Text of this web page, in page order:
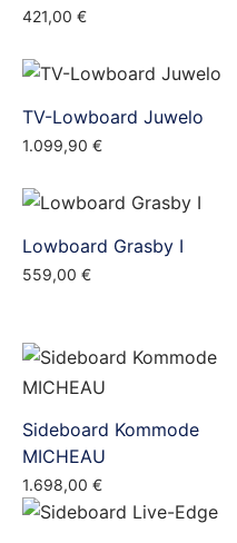
421,00 €
TV-Lowboard Juwelo
1.099,90 €
Lowboard Grasby I
559,00 €
Sideboard Kommode
MICHEAU
1.698,00 €